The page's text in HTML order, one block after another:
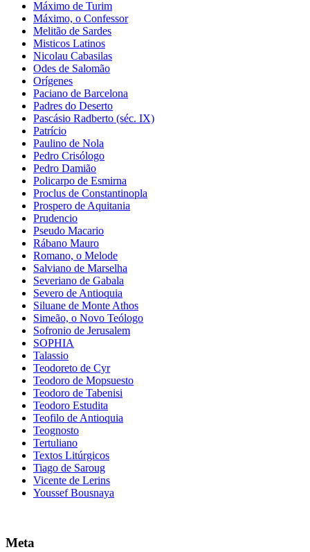
Máximo de Turim
Máximo, o Confessor
Melitão de Sardes
Misticos Latinos
Nicolau Cabasilas
Odes de Salomão
Orígenes
Paciano de Barcelona
Padres do Deserto
Pascásio Radberto (séc. IX)
Patrício
Paulino de Nola
Pedro Crisólogo
Pedro Damião
Policarpo de Esmirna
Proclus de Constantinopla
Prospero de Aquitania
Prudencio
Pseudo Macario
Rábano Mauro
Romano, o Melode
Salviano de Marselha
Severiano de Gabala
Severo de Antioquia
Siluane de Monte Athos
Simeão, o Novo Teólogo
Sofronio de Jerusalem
SOPHIA
Talassio
Teodoreto de Cyr
Teodoro de Mopsuesto
Teodoro de Tabenisi
Teodoro Estudita
Teofilo de Antioquia
Teognosto
Tertuliano
Textos Litúrgicos
Tiago de Saroug
Vicente de Lerins
Youssef Bousnaya
Meta